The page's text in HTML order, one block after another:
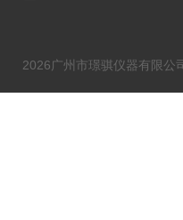
2026广州市璟骐仪器有限